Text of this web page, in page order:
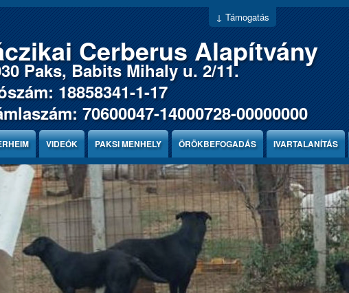
↓ Támogatás
Cerberus Alapítvány
Paks, Babits Mihaly u. 2/11.
18858341-1-17
70600047-14000728-00000000
VIDEÓK PAKSI MENHELY ÖRÖKBEFOGADÁS IVARTALANÍTÁS